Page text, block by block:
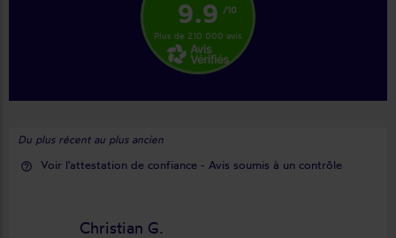
9.9 /10
Plus de 210 000 avis
Du plus récent au plus ancien
help_outline Voir l'attestation de confiance - Avis soumis à un contrôle
Christian G.